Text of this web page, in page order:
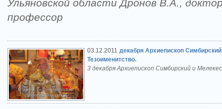
Ульяновской области Дронов В.А.,
профессор
03.12.2011 декабря Архиепископ
Тезоименитство.
3 декабря Архиепископ Симбирский и